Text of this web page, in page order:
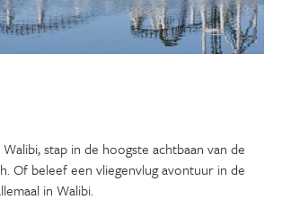
stap in de hoogste achtbaan van de
Of beleef een vliegenvlug avontuur in de
in Walibi.